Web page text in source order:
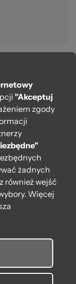
"Akceptuj
zgody
żadnych
również wejść
Więcej